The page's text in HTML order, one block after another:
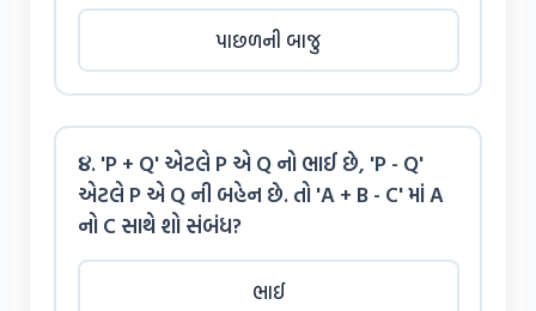
પાછળની બાજુ
૪. 'P + Q' એટલે P એ Q નો ભાઈ છે, 'P - Q'
એટલે P એ Q ની બહેન છે. તો 'A + B - C' માં A
નો C સાથે શો સંબંધ?
ભાઈ